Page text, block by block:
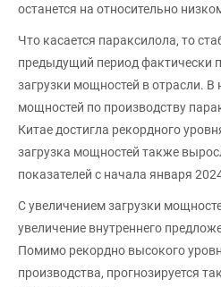
останется на относительно
Что касается параксилола, то
предыдущий период фактически
загрузки мощностей в отрасли. В
мощностей по производству
Китае достигла рекордного
загрузка мощностей также
показателей с начала января
С увеличением загрузки
увеличение внутреннего
Помимо рекордно высокого
производства, прогнозируется